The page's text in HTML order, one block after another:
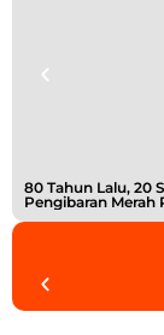
80 Tahun Lalu, 20
Pengibaran